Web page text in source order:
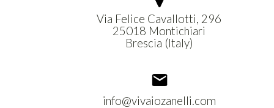
Via Felice Cavallotti, 296
25018 Montichiari
Brescia (Italy)
info@vivaiozanelli.com